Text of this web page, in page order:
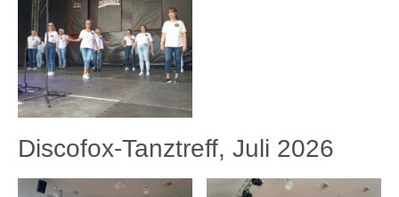
Discofox-Tanztreff, Juli 2026